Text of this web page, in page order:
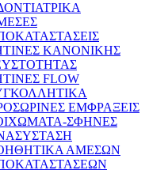
ΚΑΝΟΝΙΚΗΣ
FLOW
ΕΜΦΡΑΞΕΙΣ
ΣΦΗΝΕΣ
ΑΜΕΣΩΝ